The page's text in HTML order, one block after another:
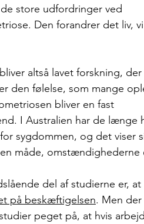
store udfordringer ved
Den forandrer det liv, vi
altså lavet forskning, der
den følelse, som mange
bliver en fast
I Australien har de længe
sygdommen, og det viser
måde, omstændighederne
del af studierne er,
på beskæftigelsen. Men
peget på, at hvis